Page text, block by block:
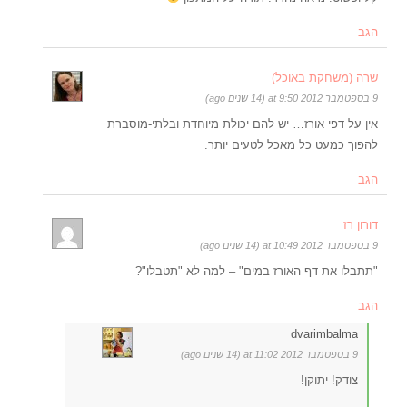
הגב
שרה (משחקת באוכל)
9 בספטמבר 2012 at 9:50 (14 שנים ago)
אין על דפי אורז… יש להם יכולת מיוחדת ובלתי-מוסברת
להפוך כמעט כל מאכל לטעים יותר.
הגב
דורון רז
9 בספטמבר 2012 at 10:49 (14 שנים ago)
"תתבלו את דף האורז במים" – למה לא "תטבלו"?
הגב
dvarimbalma
9 בספטמבר 2012 at 11:02 (14 שנים ago)
צודק! יתוקן!